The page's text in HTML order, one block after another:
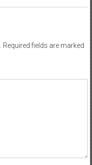
Required fields are marked